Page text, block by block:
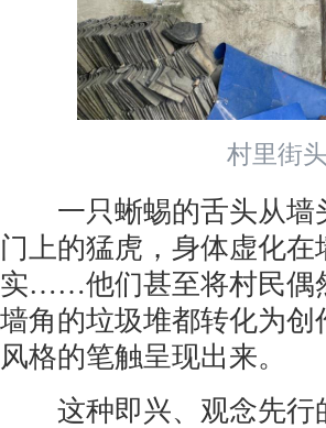
村里街
一只蜥蜴的舌头从墙
门上的猛虎，身体虚化
实……他们甚至将村民偶
墙角的垃圾堆都转化为
风格的笔触呈现出来。
这种即兴、观念先行